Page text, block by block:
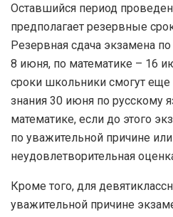
Оставшийся период
предполагает резервные
Резервная сдача экзамена
8 июня, по математике – 16
сроки школьники смогут еще
знания 30 июня по русскому
математике, если до этого
по уважительной причине
неудовлетворительная
Кроме того, для
уважительной причине